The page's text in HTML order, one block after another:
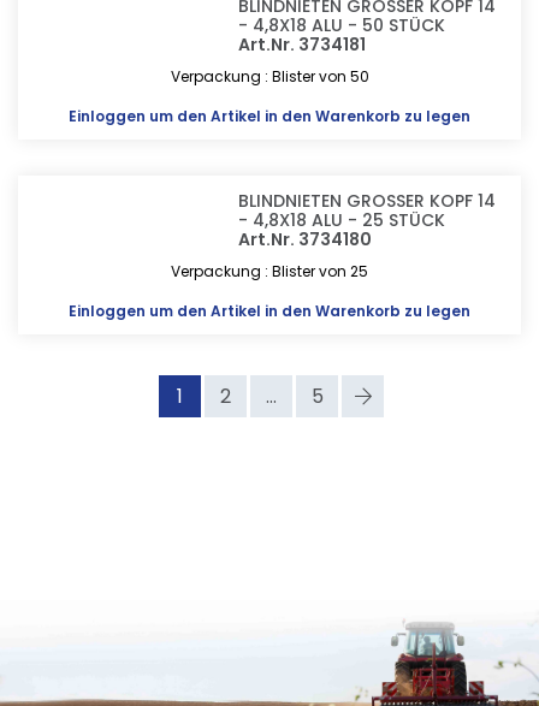
BLINDNIETEN GROSSER KOPF 14
- 4,8X18 ALU - 50 STÜCK
Art.Nr. 3734181
Verpackung : Blister von 50
Einloggen um den Artikel in den Warenkorb zu legen
BLINDNIETEN GROSSER KOPF 14
- 4,8X18 ALU - 25 STÜCK
Art.Nr. 3734180
Verpackung : Blister von 25
Einloggen um den Artikel in den Warenkorb zu legen
1 2 ... 5